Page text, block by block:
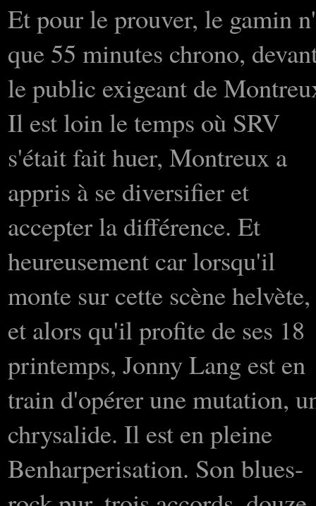
Et pour le prouver, le gamin
que 55 minutes chrono,
le public exigeant de
Il est loin le temps où SRV
s'était fait huer, Montreux a
appris à se diversifier et
accepter la différence. Et
heureusement car lorsqu'il
monte sur cette scène helvète,
et alors qu'il profite de ses 18
printemps, Jonny Lang est en
train d'opérer une mutation,
chrysalide. Il est en pleine
Benharperisation. Son blues-